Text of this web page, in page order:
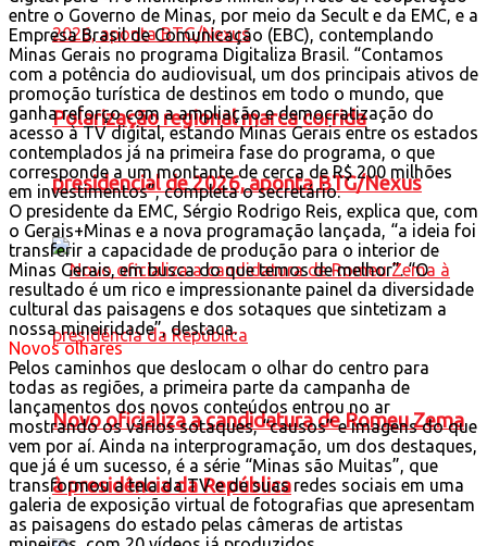
Polarização regional marca corrida
presidencial de 2026, aponta BTG/Nexus
Novo oficializa a candidatura de Romeu Zema
à presidência da República
entre o Governo de Minas, por meio da Secult e da EMC, e a
Empresa Brasil de Comunicação (EBC), contemplando
Minas Gerais no programa Digitaliza Brasil. “Contamos
com a potência do audiovisual, um dos principais ativos de
promoção turística de destinos em todo o mundo, que
ganha reforço com a ampliação e democratização do
acesso à TV digital, estando Minas Gerais entre os estados
contemplados já na primeira fase do programa, o que
corresponde a um montante de cerca de R$ 200 milhões
em investimentos”, completa o secretário.
O presidente da EMC, Sérgio Rodrigo Reis, explica que, com
o Gerais+Minas e a nova programação lançada, “a ideia foi
transferir a capacidade de produção para o interior de
Minas Gerais, em busca do que temos de melhor”. “O
resultado é um rico e impressionante painel da diversidade
cultural das paisagens e dos sotaques que sintetizam a
nossa mineiridade”, destaca.
Novos olhares
Pelos caminhos que deslocam o olhar do centro para
todas as regiões, a primeira parte da campanha de
lançamentos dos novos conteúdos entrou no ar
mostrando os vários sotaques, “causos” e imagens do que
vem por aí. Ainda na interprogramação, um dos destaques,
que já é um sucesso, é a série “Minas são Muitas”, que
transformou a tela da TV e de suas redes sociais em uma
galeria de exposição virtual de fotografias que apresentam
as paisagens do estado pelas câmeras de artistas